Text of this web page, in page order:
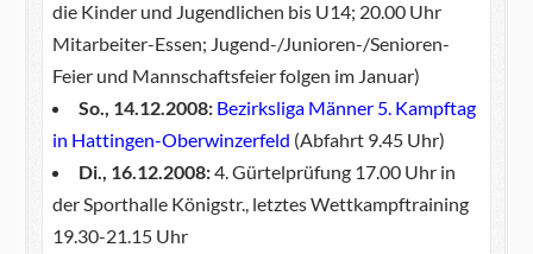
die Kinder und Jugendlichen bis U14; 20.00 Uhr
Mitarbeiter-Essen; Jugend-/Junioren-/Senioren-
Feier und Mannschaftsfeier folgen im Januar)
So., 14.12.2008: Bezirksliga Männer 5. Kampftag
in Hattingen-Oberwinzerfeld (Abfahrt 9.45 Uhr)
Di., 16.12.2008:4. Gürtelprüfung 17.00 Uhr in
der Sporthalle Königstr., letztes Wettkampftraining
19.30-21.15 Uhr